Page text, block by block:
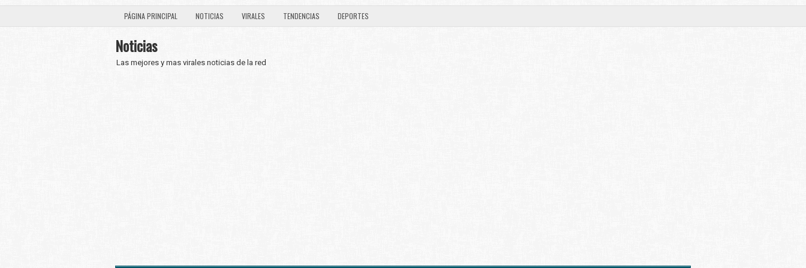
PÁGINA PRINCIPAL NOTICIAS VIRALES TENDENCIAS DEPORTES
Noticias
Las mejores y mas virales noticias de la red